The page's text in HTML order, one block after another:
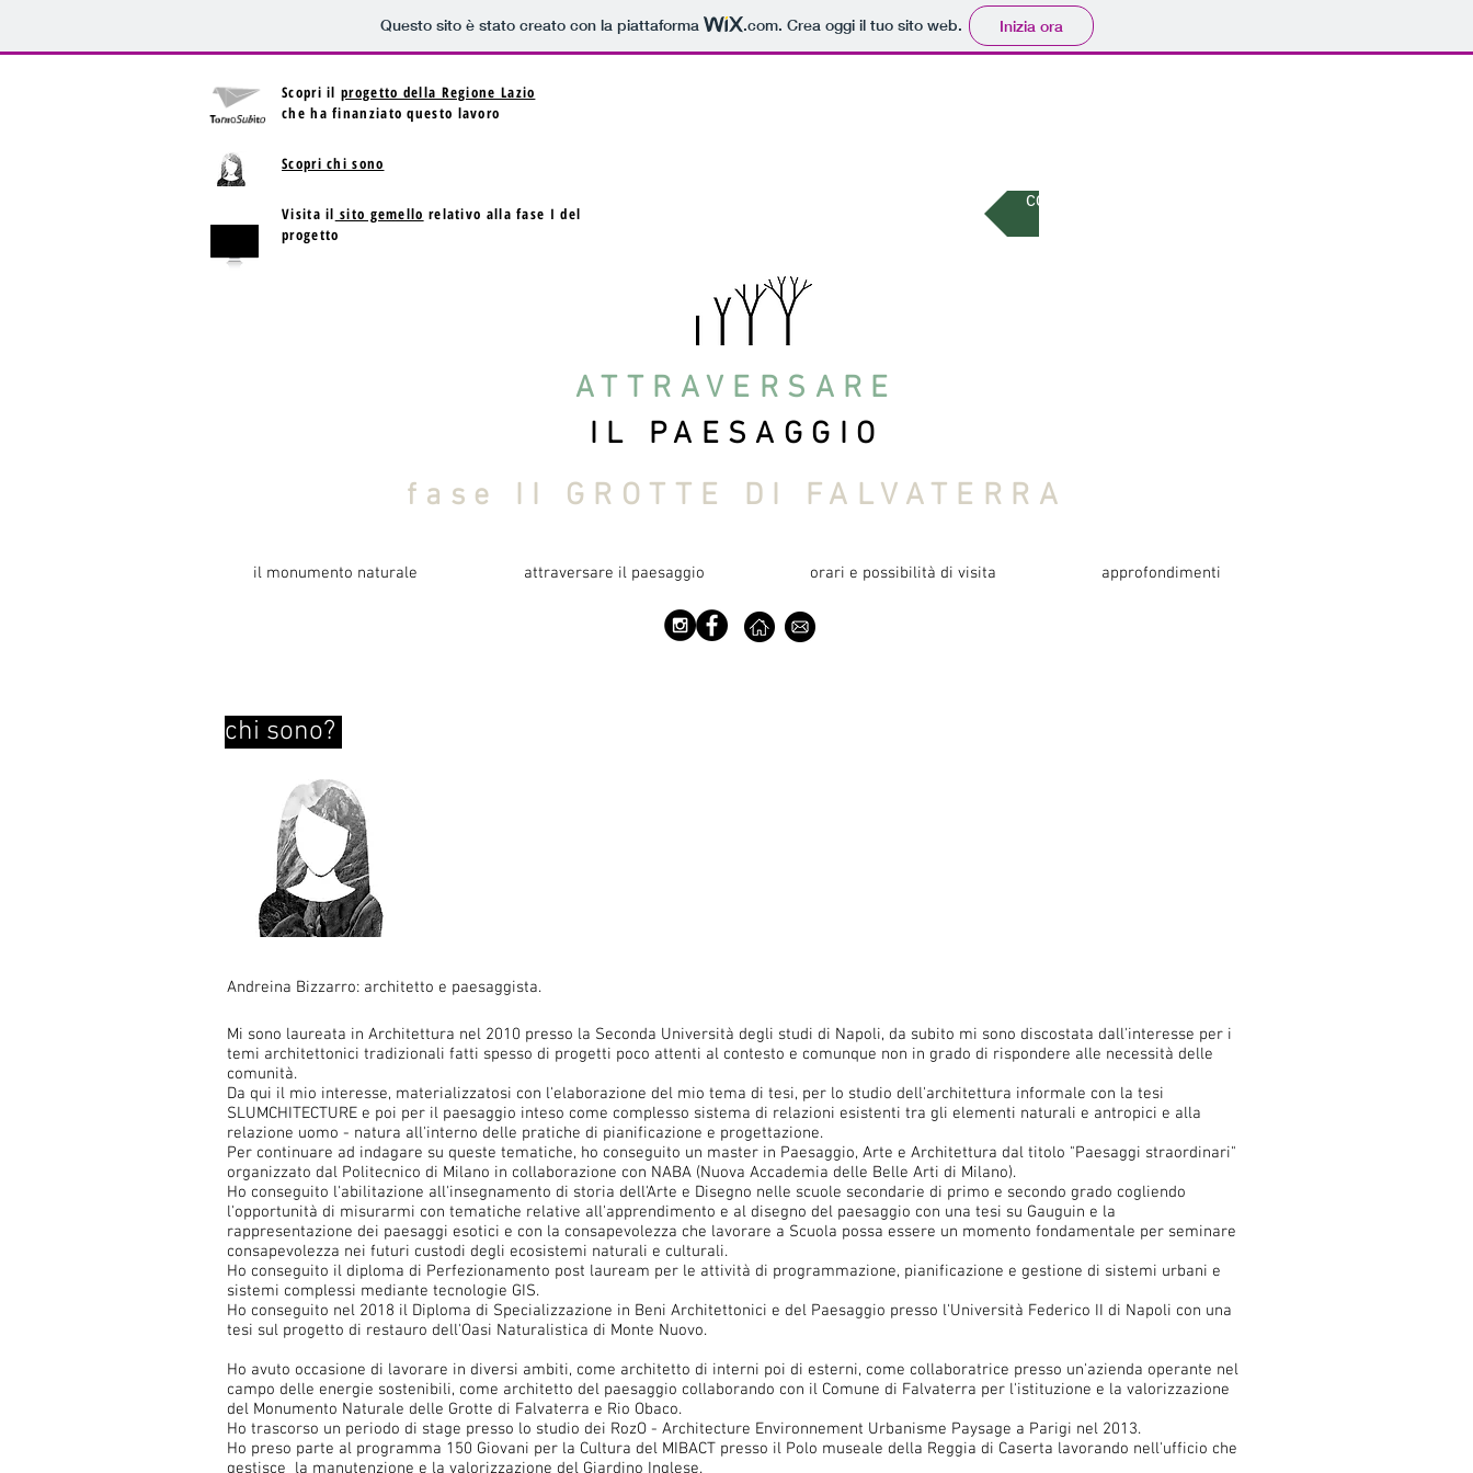
Questo sito è stato creato con la piattaforma .com. Crea oggi il tuo sito web. Inizia ora
Scopri il progetto della Regione Lazio
che ha finanziato questo lavoro
Scopri chi sono
Visita il sito gemello relativo alla fase I del
progetto
CONSIGLI E INFO UTILI
ATTRAVERSARE
IL PAESAGGIO
fase II GROTTE DI FALVATERRA
il monumento naturale attraversare il paesaggio orari e possibilità di visita approfondimenti
chi sono?
Andreina Bizzarro: architetto e paesaggista.
Mi sono laureata in Architettura nel 2010 presso la Seconda Università degli studi di Napoli, da subito mi sono discostata dall'interesse per i
temi architettonici tradizionali fatti spesso di progetti poco attenti al contesto e comunque non in grado di rispondere alle necessità delle
comunità.
Da qui il mio interesse, materializzatosi con l'elaborazione del mio tema di tesi, per lo studio dell'architettura informale con la tesi
SLUMCHITECTURE e poi per il paesaggio inteso come complesso sistema di relazioni esistenti tra gli elementi naturali e antropici e alla
relazione uomo - natura all'interno delle pratiche di pianificazione e progettazione.
Per continuare ad indagare su queste tematiche, ho conseguito un master in Paesaggio, Arte e Architettura dal titolo "Paesaggi straordinari"
organizzato dal Politecnico di Milano in collaborazione con NABA (Nuova Accademia delle Belle Arti di Milano).
Ho conseguito l'abilitazione all'insegnamento di storia dell'Arte e Disegno nelle scuole secondarie di primo e secondo grado cogliendo
l'opportunità di misurarmi con tematiche relative all'apprendimento e al disegno del paesaggio con una tesi su Gauguin e la
rappresentazione dei paesaggi esotici e con la consapevolezza che lavorare a Scuola possa essere un momento fondamentale per seminare
consapevolezza nei futuri custodi degli ecosistemi naturali e culturali.
Ho conseguito il diploma di Perfezionamento post lauream per le attività di programmazione, pianificazione e gestione di sistemi urbani e
sistemi complessi mediante tecnologie GIS.
Ho conseguito nel 2018 il Diploma di Specializzazione in Beni Architettonici e del Paesaggio presso l'Università Federico II di Napoli con una
tesi sul progetto di restauro dell'Oasi Naturalistica di Monte Nuovo.
Ho avuto occasione di lavorare in diversi ambiti, come architetto di interni poi di esterni, come collaboratrice presso un'azienda operante nel
campo delle energie sostenibili, come architetto del paesaggio collaborando con il Comune di Falvaterra per l'istituzione e la valorizzazione
del Monumento Naturale delle Grotte di Falvaterra e Rio Obaco.
Ho trascorso un periodo di stage presso lo studio dei RozO - Architecture Environnement Urbanisme Paysage a Parigi nel 2013.
Ho preso parte al programma 150 Giovani per la Cultura del MIBACT presso il Polo museale della Reggia di Caserta lavorando nell'ufficio che
gestisce la manutenzione e la valorizzazione del Giardino Inglese.